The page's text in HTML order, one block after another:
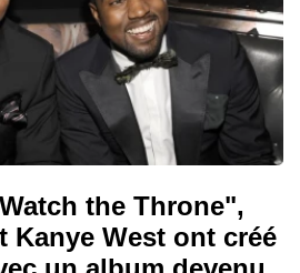
the Throne",
Kanye West ont créé